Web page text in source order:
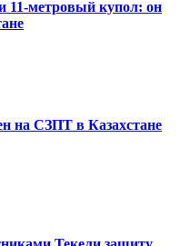
11-метровый купол: он
на СЗПТ в Казахстане